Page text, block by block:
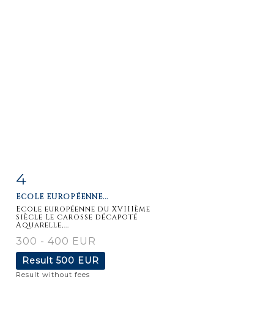
4
ECOLE EUROPÉENNE...
Ecole européenne du XVIIIème
siècle Le carosse décapoté
Aquarelle,...
300 - 400 EUR
Result 500 EUR
Result without fees